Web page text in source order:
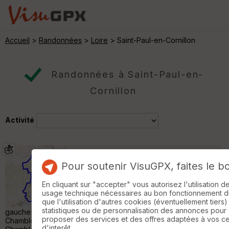
Accueil > Randonnées > Loire > Saint-Paul-en-Cornillon
Randonnées à Saint-Paul-en-
Cornillon
Activité
Un classique: en rive droite, sentiers et
chemins très agréables, 2 beaux vallons:
Lizeron et Grangent bien zen ; en rive
gauche: cross pour aller visiter les châteaux d'Essalois et de
Chambles, joli single à ne pas louper entre Essalois et
Pour soutenir VisuGPX, faites le
En cliquant sur "accepter" vous autorisez l'utilisation
usage technique nécessaires au bon fonctionnement
que l'utilisation d'autres cookies (éventuellement
statistiques ou de personnalisation des annonces pour
proposer des services et des offres adaptées à vos